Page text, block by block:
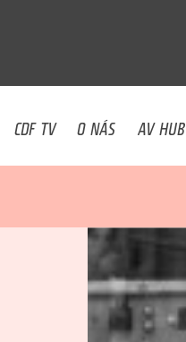
CDF TV O NÁS AV HUB